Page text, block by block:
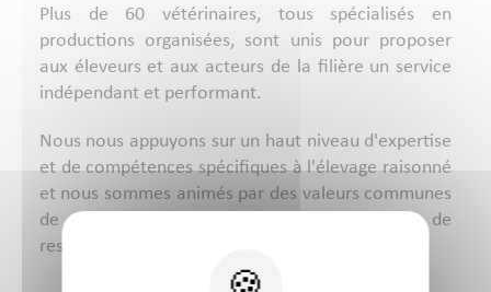
Plus de 60 vétérinaires, tous spécialisés en
productions organisées, sont unis pour proposer
aux éleveurs et aux acteurs de la filière un service
indépendant et performant.
Nous nous appuyons sur un haut niveau d'expertise
et de compétences spécifiques à l'élevage raisonné
et nous sommes animés par des valeurs communes
de confiance, d’engagement, de performance, de
respect et de plaisir.